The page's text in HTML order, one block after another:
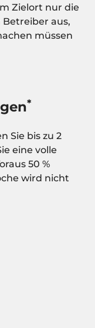
Zielort nur die
aus,
müssen
*
Sie bis zu 2
eine volle
50 %
wird nicht